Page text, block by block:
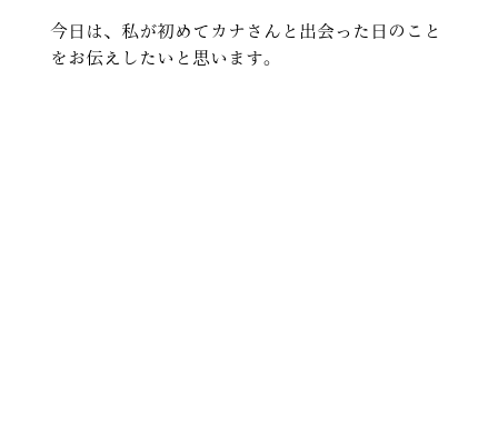
今日は、私が初めてカナさんと出会った日のこと
をお伝えしたいと思います。